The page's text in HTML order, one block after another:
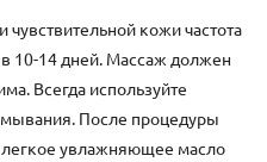
чувствительной кожи частота
10-14 дней. Массаж должен
Всегда используйте
После процедуры
увлажняющее масло